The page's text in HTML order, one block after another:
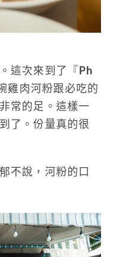
這次來到了『Ph
雞肉河粉跟必吃的
常的足。這樣一
了。份量真的很
不說，河粉的口